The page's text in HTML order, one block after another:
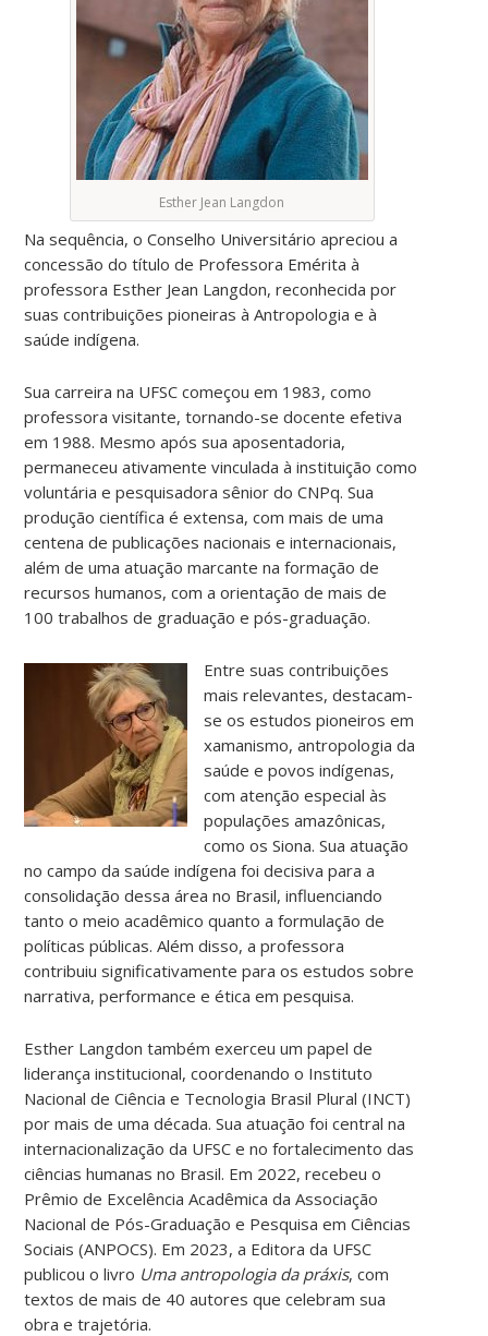
Esther Jean Langdon
Na sequência, o Conselho Universitário apreciou a
concessão do título de Professora Emérita à
professora Esther Jean Langdon, reconhecida por
suas contribuições pioneiras à Antropologia e à
saúde indígena.
Sua carreira na UFSC começou em 1983, como
professora visitante, tornando-se docente efetiva
em 1988. Mesmo após sua aposentadoria,
permaneceu ativamente vinculada à instituição como
voluntária e pesquisadora sênior do CNPq. Sua
produção científica é extensa, com mais de uma
centena de publicações nacionais e internacionais,
além de uma atuação marcante na formação de
recursos humanos, com a orientação de mais de
100 trabalhos de graduação e pós-graduação.
Entre suas contribuições
mais relevantes, destacam-
se os estudos pioneiros em
xamanismo, antropologia da
saúde e povos indígenas,
com atenção especial às
populações amazônicas,
como os Siona. Sua atuação
no campo da saúde indígena foi decisiva para a
consolidação dessa área no Brasil, influenciando
tanto o meio acadêmico quanto a formulação de
políticas públicas. Além disso, a professora
contribuiu significativamente para os estudos sobre
narrativa, performance e ética em pesquisa.
Esther Langdon também exerceu um papel de
liderança institucional, coordenando o Instituto
Nacional de Ciência e Tecnologia Brasil Plural (INCT)
por mais de uma década. Sua atuação foi central na
internacionalização da UFSC e no fortalecimento das
ciências humanas no Brasil. Em 2022, recebeu o
Prêmio de Excelência Acadêmica da Associação
Nacional de Pós-Graduação e Pesquisa em Ciências
Sociais (ANPOCS). Em 2023, a Editora da UFSC
publicou o livro Uma antropologia da práxis, com
textos de mais de 40 autores que celebram sua
obra e trajetória.